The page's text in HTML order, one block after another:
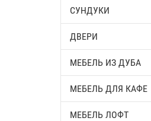
СУНДУКИ
ДВЕРИ
МЕБЕЛЬ ИЗ ДУБА
МЕБЕЛЬ ДЛЯ КАФЕ
МЕБЕЛЬ ЛОФТ